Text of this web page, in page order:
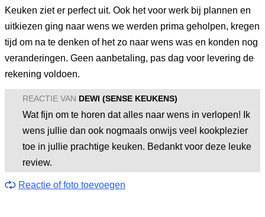
Keuken ziet er perfect uit. Ook het voor werk bij plannen en
uitkiezen ging naar wens we werden prima geholpen, kregen
tijd om na te denken of het zo naar wens was en konden nog
veranderingen. Geen aanbetaling, pas dag voor levering de
rekening voldoen.
REACTIE VAN DEWI (SENSE KEUKENS)
Wat fijn om te horen dat alles naar wens in verlopen! Ik
wens jullie dan ook nogmaals onwijs veel kookplezier
toe in jullie prachtige keuken. Bedankt voor deze leuke
review.
Reactie of foto toevoegen